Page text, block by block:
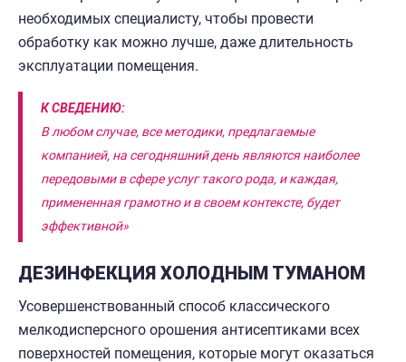
необходимых специалисту, чтобы провести
обработку как можно лучше, даже длительность
эксплуатации помещения.
К СВЕДЕНИЮ:
В любом случае, все методики, предлагаемые
компанией, на сегодняшний день являются наиболее
передовыми в сфере услуг такого рода, и каждая,
примененная грамотно и в своем контексте, будет
эффективной»
ДЕЗИНФЕКЦИЯ ХОЛОДНЫМ ТУМАНОМ
Усовершенствованный способ классического
мелкодисперсного орошения антисептиками всех
поверхностей помещения, которые могут оказаться